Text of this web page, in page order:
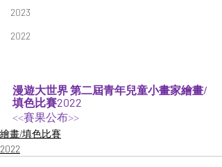
2023
2022
漫遊大世界 第二屆青年兒童小畫家繪畫/
填色比賽2022
<<賽果公布>>
繪畫/填色比賽
2022